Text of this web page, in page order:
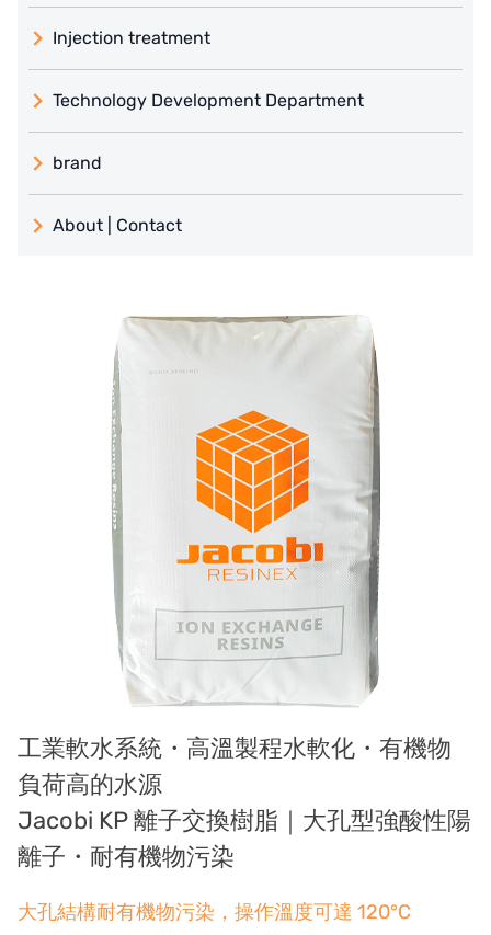
Injection treatment
Technology Development Department
brand
義大利 ATLAS
Demo brand
US DOW
IDEX USA
US CLACK
EMERSON, USA
American PENTAIR
SIEMENS Germany
American PULSAFEEDER
Thailand HAYCARB
France SUNTEC
UK PUROLITE
Japanese NOP
About | Contact
Recruit reseller form
工業軟水系統・高溫製程水軟化・有機物
負荷高的水源
Jacobi KP 離子交換樹脂｜大孔型強酸性陽
離子・耐有機物污染
大孔結構耐有機物污染，操作溫度可達 120°C